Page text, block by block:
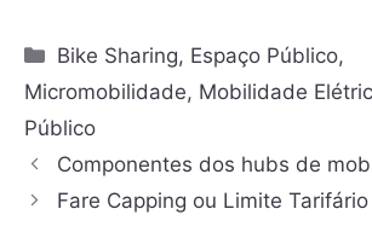
Bike Sharing, Espaço Público,
Micromobilidade, Mobilidade
Público
Componentes dos hubs de
Fare Capping ou Limite Tarifário